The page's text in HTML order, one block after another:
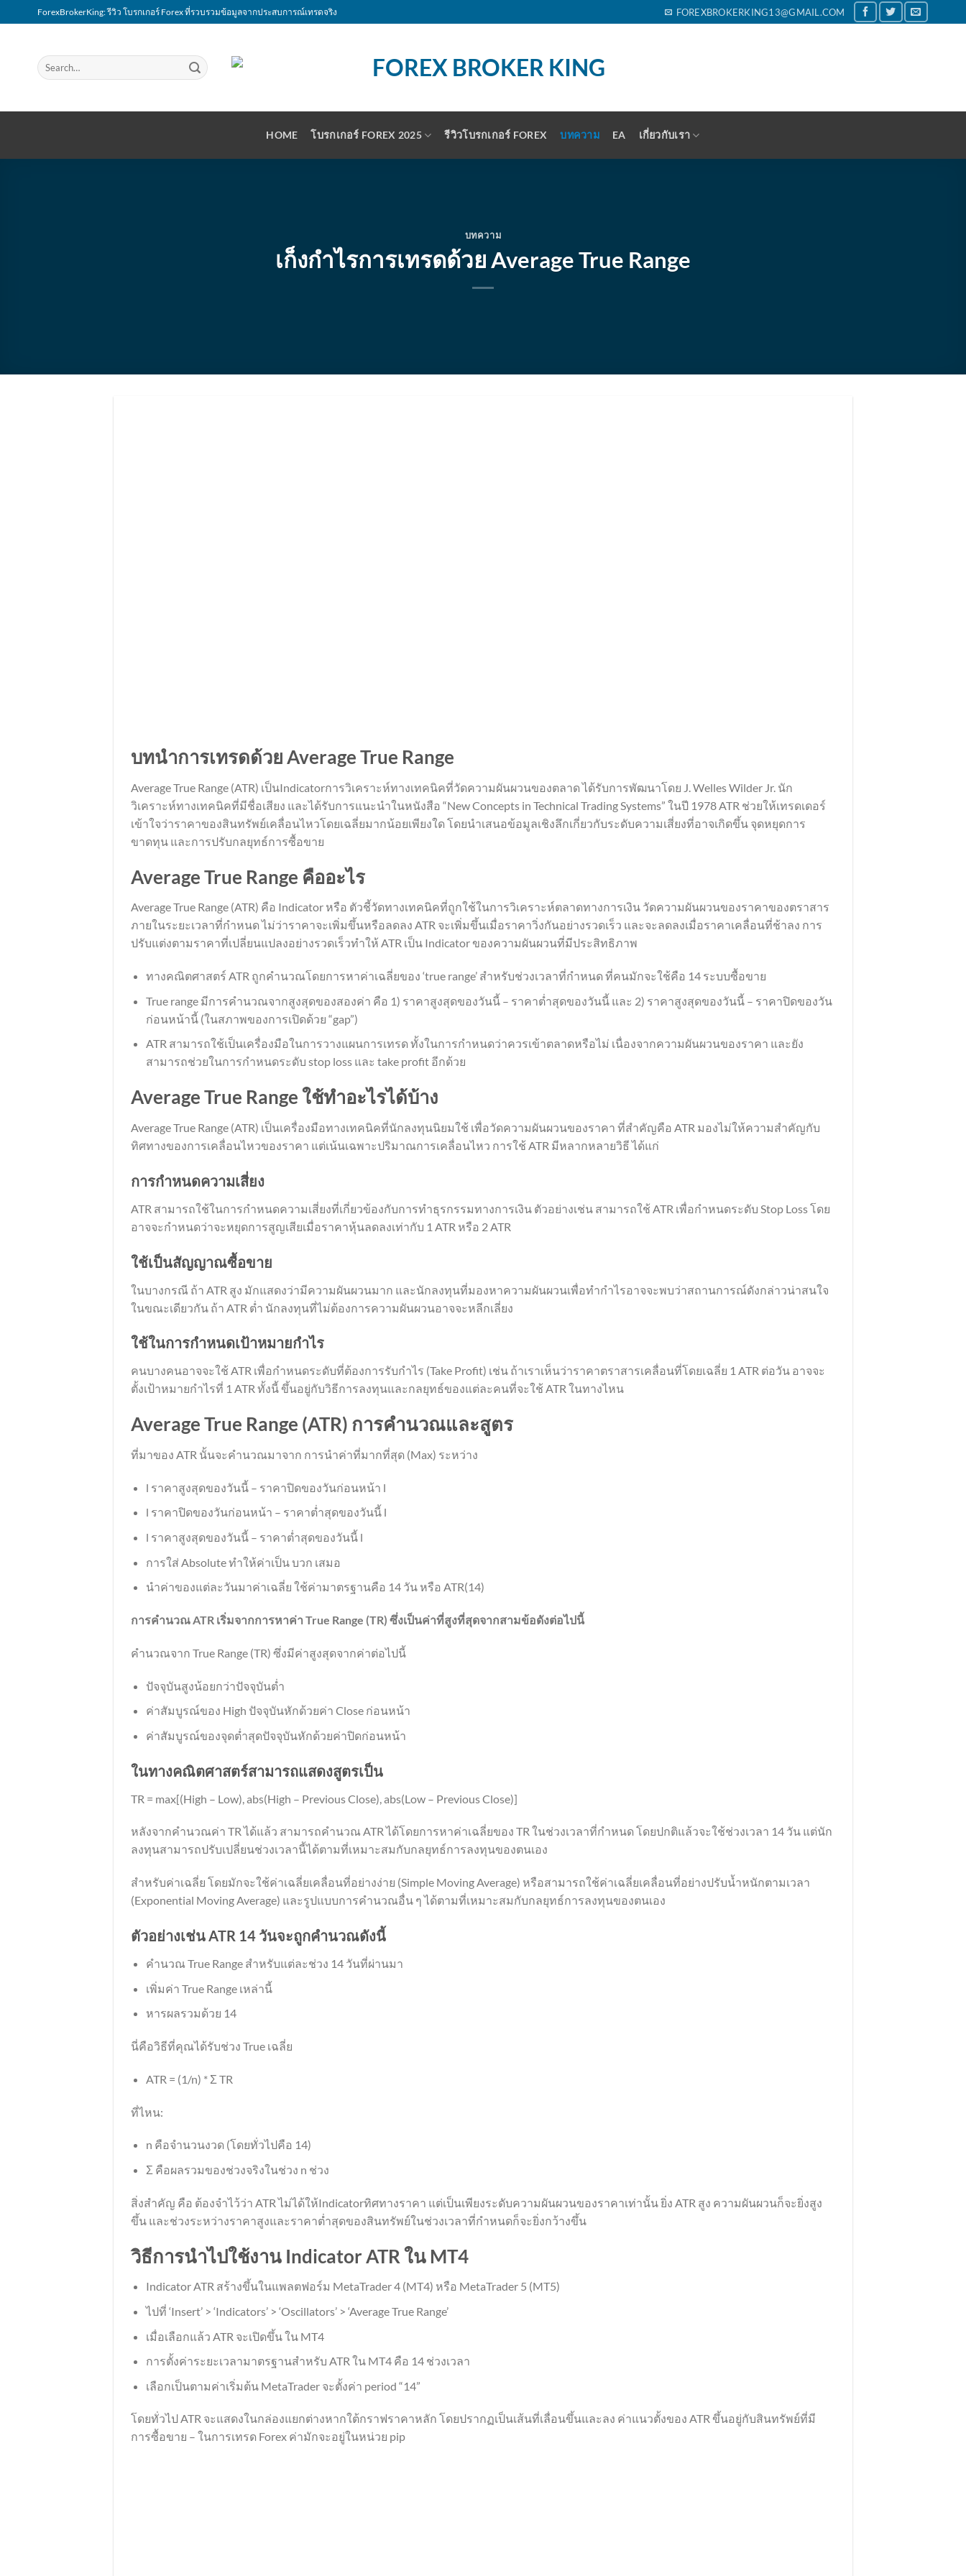
to
ForexBrokerKing: รีวิว โบรกเกอร์ Forex ที่รวบรวมข้อมูลจากประสบการณ์เทรดจริง FOREXBROKERKING13@GMAIL.COM
HOME โบรกเกอร์ FOREX 2025 รีวิวโบรกเกอร์ FOREX บทความ EA เกี่ยวกับเรา
บทความ
เก็งกำไรการเทรดด้วย Average True Range
บทนำการเทรดด้วย Average True Range
Average True Range (ATR) เป็นIndicatorการวิเคราะห์ทางเทคนิคที่วัดความผันผวนของตลาด ได้รับการพัฒนาโดย J. Welles Wilder Jr. นัก
วิเคราะห์ทางเทคนิคที่มีชื่อเสียง และได้รับการแนะนำในหนังสือ “New Concepts in Technical Trading Systems” ในปี 1978 ATR ช่วยให้เทรดเดอร์
เข้าใจว่าราคาของสินทรัพย์เคลื่อนไหวโดยเฉลี่ยมากน้อยเพียงใด โดยนำเสนอข้อมูลเชิงลึกเกี่ยวกับระดับความเสี่ยงที่อาจเกิดขึ้น จุดหยุดการ
ขาดทุน และการปรับกลยุทธ์การซื้อขาย
Average True Range คืออะไร
Average True Range (ATR) คือ Indicator หรือ ตัวชี้วัดทางเทคนิคที่ถูกใช้ในการวิเคราะห์ตลาดทางการเงิน วัดความผันผวนของราคาของตราสาร
ภายในระยะเวลาที่กำหนด ไม่ว่าราคาจะเพิ่มขึ้นหรือลดลง ATR จะเพิ่มขึ้นเมื่อราคาวิ่งกันอย่างรวดเร็ว และจะลดลงเมื่อราคาเคลื่อนที่ช้าลง การ
ปรับแต่งตามราคาที่เปลี่ยนแปลงอย่างรวดเร็วทำให้ ATR เป็น Indicator ของความผันผวนที่มีประสิทธิภาพ
ทางคณิตศาสตร์ ATR ถูกคำนวณโดยการหาค่าเฉลี่ยของ ‘true range’ สำหรับช่วงเวลาที่กำหนด ที่คนมักจะใช้คือ 14 ระบบซื้อขาย
True range มีการคำนวณจากสูงสุดของสองค่า คือ 1) ราคาสูงสุดของวันนี้ – ราคาต่ำสุดของวันนี้ และ 2) ราคาสูงสุดของวันนี้ – ราคาปิดของวัน
ก่อนหน้านี้ (ในสภาพของการเปิดด้วย “gap”)
ATR สามารถใช้เป็นเครื่องมือในการวางแผนการเทรด ทั้งในการกำหนดว่าควรเข้าตลาดหรือไม่ เนื่องจากความผันผวนของราคา และยัง
สามารถช่วยในการกำหนดระดับ stop loss และ take profit อีกด้วย
Average True Range ใช้ทำอะไรได้บ้าง
Average True Range (ATR) เป็นเครื่องมือทางเทคนิคที่นักลงทุนนิยมใช้ เพื่อวัดความผันผวนของราคา ที่สำคัญคือ ATR มองไม่ให้ความสำคัญกับ
ทิศทางของการเคลื่อนไหวของราคา แต่เน้นเฉพาะปริมาณการเคลื่อนไหว การใช้ ATR มีหลากหลายวิธี ได้แก่
การกำหนดความเสี่ยง
ATR สามารถใช้ในการกำหนดความเสี่ยงที่เกี่ยวข้องกับการทำธุรกรรมทางการเงิน ตัวอย่างเช่น สามารถใช้ ATR เพื่อกำหนดระดับ Stop Loss โดย
อาจจะกำหนดว่าจะหยุดการสูญเสียเมื่อราคาหุ้นลดลงเท่ากับ 1 ATR หรือ 2 ATR
ใช้เป็นสัญญาณซื้อขาย
ในบางกรณี ถ้า ATR สูง มักแสดงว่ามีความผันผวนมาก และนักลงทุนที่มองหาความผันผวนเพื่อทำกำไรอาจจะพบว่าสถานการณ์ดังกล่าวน่าสนใจ
ในขณะเดียวกัน ถ้า ATR ต่ำ นักลงทุนที่ไม่ต้องการความผันผวนอาจจะหลีกเลี่ยง
ใช้ในการกำหนดเป้าหมายกำไร
คนบางคนอาจจะใช้ ATR เพื่อกำหนดระดับที่ต้องการรับกำไร (Take Profit) เช่น ถ้าเราเห็นว่าราคาตราสารเคลื่อนที่โดยเฉลี่ย 1 ATR ต่อวัน อาจจะ
ตั้งเป้าหมายกำไรที่ 1 ATR ทั้งนี้ ขึ้นอยู่กับวิธีการลงทุนและกลยุทธ์ของแต่ละคนที่จะใช้ ATR ในทางไหน
Average True Range (ATR) การคำนวณและสูตร
ที่มาของ ATR นั้นจะคำนวณมาจาก การนำค่าที่มากที่สุด (Max) ระหว่าง
l ราคาสูงสุดของวันนี้ – ราคาปิดของวันก่อนหน้า l
l ราคาปิดของวันก่อนหน้า – ราคาต่ำสุดของวันนี้ l
l ราคาสูงสุดของวันนี้ – ราคาต่ำสุดของวันนี้ l
การใส่ Absolute ทำให้ค่าเป็น บวก เสมอ
นำค่าของแต่ละวันมาค่าเฉลี่ย ใช้ค่ามาตรฐานคือ 14 วัน หรือ ATR(14)
การคำนวณ ATR เริ่มจากการหาค่า True Range (TR) ซึ่งเป็นค่าที่สูงที่สุดจากสามข้อดังต่อไปนี้
คำนวณจาก True Range (TR) ซึ่งมีค่าสูงสุดจากค่าต่อไปนี้
ปัจจุบันสูงน้อยกว่าปัจจุบันต่ำ
ค่าสัมบูรณ์ของ High ปัจจุบันหักด้วยค่า Close ก่อนหน้า
ค่าสัมบูรณ์ของจุดต่ำสุดปัจจุบันหักด้วยค่าปิดก่อนหน้า
ในทางคณิตศาสตร์สามารถแสดงสูตรเป็น
TR = max[(High – Low), abs(High – Previous Close), abs(Low – Previous Close)]
หลังจากคำนวณค่า TR ได้แล้ว สามารถคำนวณ ATR ได้โดยการหาค่าเฉลี่ยของ TR ในช่วงเวลาที่กำหนด โดยปกติแล้วจะใช้ช่วงเวลา 14 วัน แต่นัก
ลงทุนสามารถปรับเปลี่ยนช่วงเวลานี้ได้ตามที่เหมาะสมกับกลยุทธ์การลงทุนของตนเอง
สำหรับค่าเฉลี่ย โดยมักจะใช้ค่าเฉลี่ยเคลื่อนที่อย่างง่าย (Simple Moving Average) หรือสามารถใช้ค่าเฉลี่ยเคลื่อนที่อย่างปรับน้ำหนักตามเวลา
(Exponential Moving Average) และรูปแบบการคำนวณอื่น ๆ ได้ตามที่เหมาะสมกับกลยุทธ์การลงทุนของตนเอง
ตัวอย่างเช่น ATR 14 วันจะถูกคำนวณดังนี้
คำนวณ True Range สำหรับแต่ละช่วง 14 วันที่ผ่านมา
เพิ่มค่า True Range เหล่านี้
หารผลรวมด้วย 14
นี่คือวิธีที่คุณได้รับช่วง True เฉลี่ย
ATR = (1/n) * Σ TR
ที่ไหน:
n คือจำนวนงวด (โดยทั่วไปคือ 14)
Σ คือผลรวมของช่วงจริงในช่วง n ช่วง
สิ่งสำคัญ คือ ต้องจำไว้ว่า ATR ไม่ได้ให้Indicatorทิศทางราคา แต่เป็นเพียงระดับความผันผวนของราคาเท่านั้น ยิ่ง ATR สูง ความผันผวนก็จะยิ่งสูง
ขึ้น และช่วงระหว่างราคาสูงและราคาต่ำสุดของสินทรัพย์ในช่วงเวลาที่กำหนดก็จะยิ่งกว้างขึ้น
วิธีการนำไปใช้งาน Indicator ATR ใน MT4
Indicator ATR สร้างขึ้นในแพลตฟอร์ม MetaTrader 4 (MT4) หรือ MetaTrader 5 (MT5)
ไปที่ ‘Insert’ > ‘Indicators’ > ‘Oscillators’ > ‘Average True Range’
เมื่อเลือกแล้ว ATR จะเปิดขึ้น ใน MT4
การตั้งค่าระยะเวลามาตรฐานสำหรับ ATR ใน MT4 คือ 14 ช่วงเวลา
เลือกเป็นตามค่าเริ่มต้น MetaTrader จะตั้งค่า period “14”
โดยทั่วไป ATR จะแสดงในกล่องแยกต่างหากใต้กราฟราคาหลัก โดยปรากฏเป็นเส้นที่เลื่อนขึ้นและลง ค่าแนวตั้งของ ATR ขึ้นอยู่กับสินทรัพย์ที่มี
การซื้อขาย – ในการเทรด Forex ค่ามักจะอยู่ในหน่วย pip